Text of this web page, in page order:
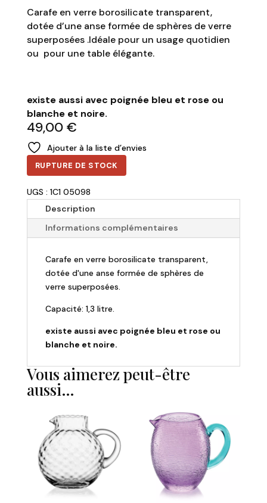
Carafe en verre borosilicate transparent,
dotée d’une anse formée de sphères de verre
superposées .Idéale pour un usage quotidien
ou pour une table élégante.
existe aussi avec poignée bleu et rose ou
blanche et noire.
49,00 €
Ajouter à la liste d’envies
RUPTURE DE STOCK
UGS : 1C1 05098
Description
Informations complémentaires
Carafe en verre borosilicate transparent,
dotée d'une anse formée de sphères de
verre superposées.
Capacité: 1,3 litre.
existe aussi avec poignée bleu et rose ou
blanche et noire.
Vous aimerez peut-être
aussi…